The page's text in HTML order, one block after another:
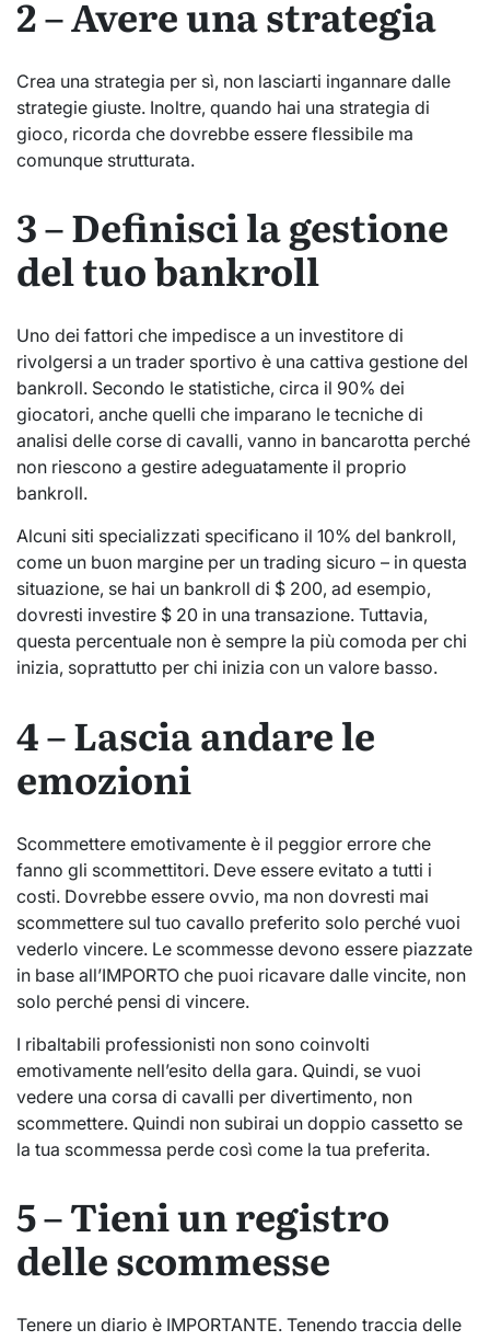
2 – Avere una strategia
Crea una strategia per sì, non lasciarti ingannare dalle
strategie giuste. Inoltre, quando hai una strategia di
gioco, ricorda che dovrebbe essere flessibile ma
comunque strutturata.
3 – Definisci la gestione
del tuo bankroll
Uno dei fattori che impedisce a un investitore di
rivolgersi a un trader sportivo è una cattiva gestione del
bankroll. Secondo le statistiche, circa il 90% dei
giocatori, anche quelli che imparano le tecniche di
analisi delle corse di cavalli, vanno in bancarotta perché
non riescono a gestire adeguatamente il proprio
bankroll.
Alcuni siti specializzati specificano il 10% del bankroll,
come un buon margine per un trading sicuro – in questa
situazione, se hai un bankroll di $ 200, ad esempio,
dovresti investire $ 20 in una transazione. Tuttavia,
questa percentuale non è sempre la più comoda per chi
inizia, soprattutto per chi inizia con un valore basso.
4 – Lascia andare le
emozioni
Scommettere emotivamente è il peggior errore che
fanno gli scommettitori. Deve essere evitato a tutti i
costi. Dovrebbe essere ovvio, ma non dovresti mai
scommettere sul tuo cavallo preferito solo perché vuoi
vederlo vincere. Le scommesse devono essere piazzate
in base all’IMPORTO che puoi ricavare dalle vincite, non
solo perché pensi di vincere.
I ribaltabili professionisti non sono coinvolti
emotivamente nell’esito della gara. Quindi, se vuoi
vedere una corsa di cavalli per divertimento, non
scommettere. Quindi non subirai un doppio cassetto se
la tua scommessa perde così come la tua preferita.
5 – Tieni un registro
delle scommesse
Tenere un diario è IMPORTANTE. Tenendo traccia delle